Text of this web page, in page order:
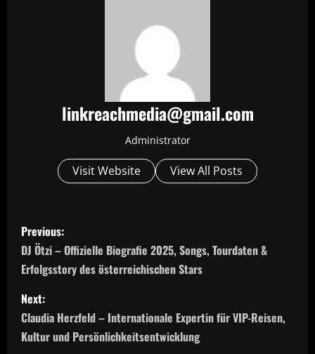
linkreachmedia@gmail.com
Administrator
Visit Website View All Posts
P
o
s
t
n
Previous:
DJ Ötzi – Offizielle Biografie 2025, Songs, Tourdaten &
Erfolgsstory des österreichischen Stars
Next:
Claudia Herzfeld – Internationale Expertin für VIP-Reisen,
Kultur und Persönlichkeitsentwicklung